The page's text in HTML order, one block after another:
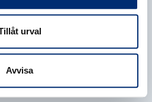
urval
Avvisa